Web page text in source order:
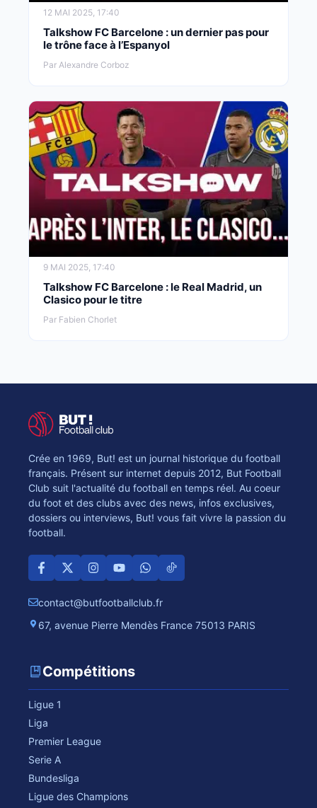
12 MAI 2025, 17:40
Talkshow FC Barcelone : un dernier pas pour
le trône face à l’Espanyol
Par Alexandre Corboz
9 MAI 2025, 17:40
Talkshow FC Barcelone : le Real Madrid, un
Clasico pour le titre
Par Fabien Chorlet
Crée en 1969, But! est un journal historique du football
français. Présent sur internet depuis 2012, But Football
Club suit l'actualité du football en temps réel. Au coeur
du foot et des clubs avec des news, infos exclusives,
dossiers ou interviews, But! vous fait vivre la passion du
football.
contact@butfootballclub.fr
67, avenue Pierre Mendès France 75013 PARIS
Compétitions
Ligue 1
Liga
Premier League
Serie A
Bundesliga
Ligue des Champions